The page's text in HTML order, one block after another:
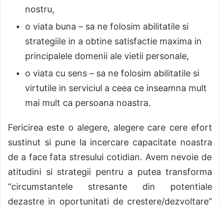
nostru,
o viata buna – sa ne folosim abilitatile si
strategiile in a obtine satisfactie maxima in
principalele domenii ale vietii personale,
o viata cu sens – sa ne folosim abilitatile si
virtutile in serviciul a ceea ce inseamna mult
mai mult ca persoana noastra.
Fericirea este o alegere, alegere care cere efort
sustinut si pune la incercare capacitate noastra
de a face fata stresului cotidian. Avem nevoie de
atitudini si strategii pentru a putea transforma
“circumstantele stresante din potentiale
dezastre in oportunitati de crestere/dezvoltare”